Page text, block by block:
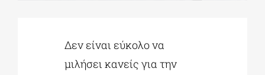
Δεν είναι εύκολο να
μιλήσει κανείς για την